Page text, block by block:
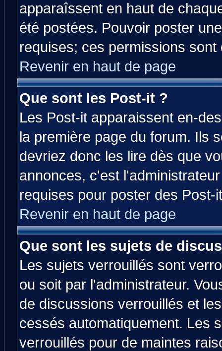
apparaîssent en haut de
été postées. Pouvoir poster
requises; ces permissions
Revenir en haut de page
Que sont les Post-it ?
Les Post-it apparaissent en-
la première page du forum. Ils
devriez donc les lire dès que
annonces, c'est
requises pour poster des Post-
Revenir en haut de page
Que sont les sujets de
Les sujets verrouillés sont
ou soit par l'administrateur.
de discussions verrouillés et
cessés automatiquement. Les
verrouillés pour de maintes